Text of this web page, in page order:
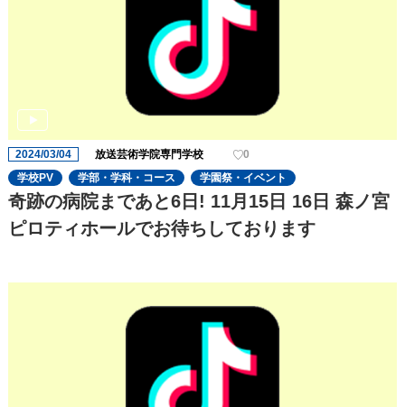
2024/03/04 放送芸術学院専門学校
0
学校PV
学部・学科・コース 学園祭・イベント
奇跡の病院まであと6日! 11月15日 16日 森ノ宮
ピロティホールでお待ちしております